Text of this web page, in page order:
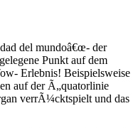
del mundoâ€œ- der
Punkt auf dem
Erlebnis! Beispielsweise
auf der Ã„quatorlinie
verrÃ¼cktspielt und das